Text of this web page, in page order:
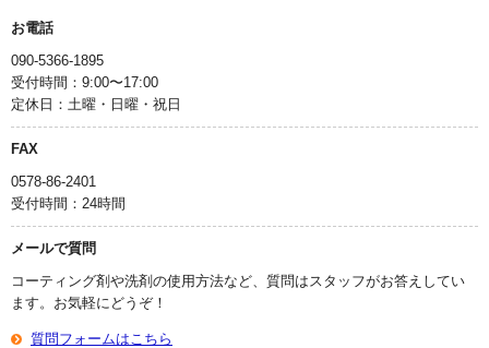
お電話
090-5366-1895
受付時間：9:00〜17:00
定休日：土曜・日曜・祝日
FAX
0578-86-2401
受付時間：24時間
メールで質問
コーティング剤や洗剤の使用方法など、質問はスタッフがお答えしてい
ます。お気軽にどうぞ！
質問フォームはこちら